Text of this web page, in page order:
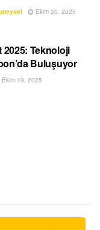
Ekim 20, 2025
2025: Teknoloji
Buluşuyor
Ekim 19, 2025